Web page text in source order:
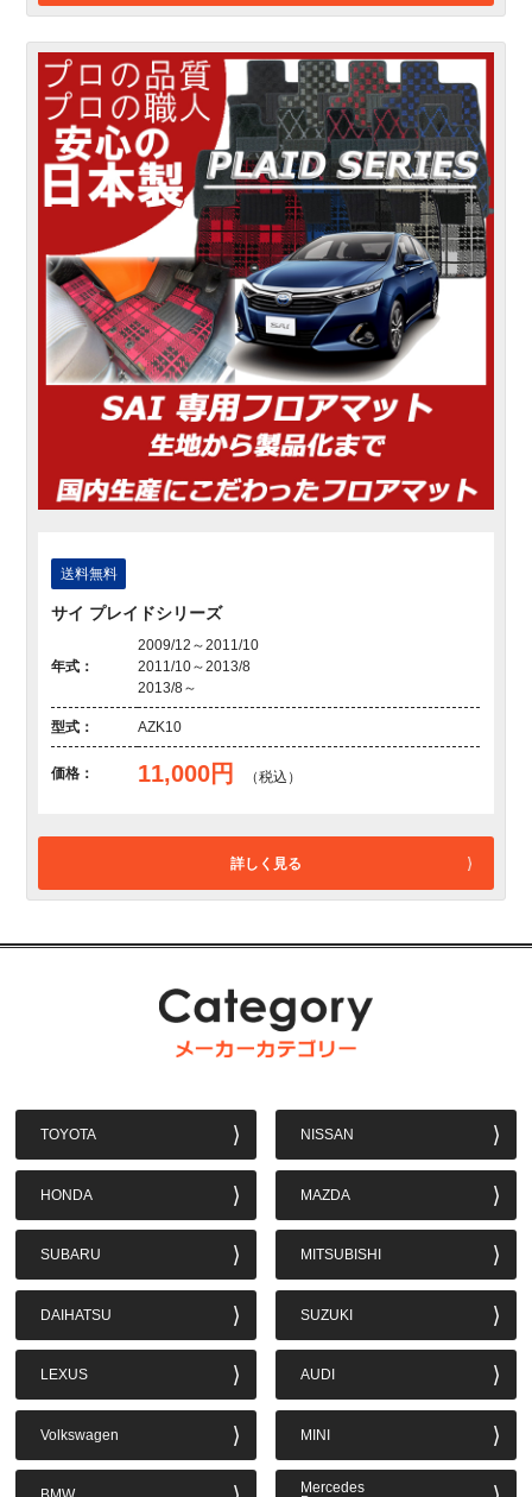
送料無料
サイ プレイドシリーズ
年式：
2009/12～2011/10
2011/10～2013/8
2013/8～
型式： AZK10
価格： 11,000円 （税込）
詳しく見る
TOYOTA NISSAN
HONDA MAZDA
SUBARU MITSUBISHI
DAIHATSU SUZUKI
LEXUS AUDI
Volkswagen MINI
Mercedes